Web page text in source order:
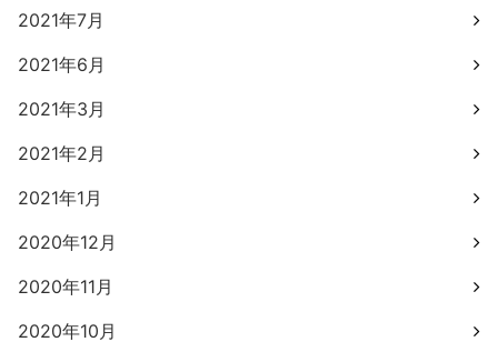
2021年7月
2021年6月
2021年3月
2021年2月
2021年1月
2020年12月
2020年11月
2020年10月